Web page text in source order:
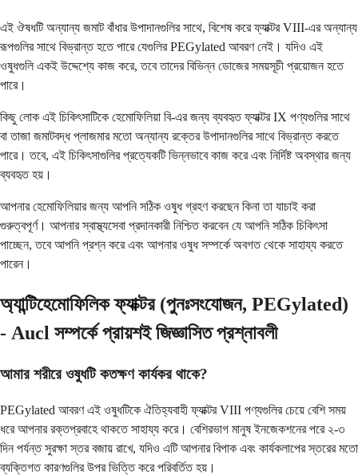
এই ঔষধটি অন্যান্য জমাট বাঁধার উপাদানগুলির সাথে, বিশেষ করে ফ্যাক্টর VIII-এর অন্যান্য
রূপগুলির সাথে বিভ্রান্ত হতে পারে যেগুলির PEGylated আবরণ নেই। যদিও এই
ওষুধগুলি একই উদ্দেশ্যে কাজ করে, তবে তাদের বিভিন্ন ডোজের সময়সূচী প্রয়োজন হতে
পারে।
কিছু লোক এই চিকিৎসাটিকে হেমোফিলিয়া বি-এর জন্য ব্যবহৃত ফ্যাক্টর IX পণ্যগুলির সাথে
বা তাজা জমাটবদ্ধ প্লাজমার মতো অন্যান্য রক্তের উপাদানগুলির সাথে বিভ্রান্ত করতে
পারে। তবে, এই চিকিৎসাগুলির প্রত্যেকটি ভিন্নভাবে কাজ করে এবং নির্দিষ্ট অবস্থার জন্য
ব্যবহৃত হয়।
আপনার হেমোফিলিয়ার জন্য আপনি সঠিক ওষুধ গ্রহণ করছেন কিনা তা যাচাই করা
গুরুত্বপূর্ণ। আপনার স্বাস্থ্যসেবা প্রদানকারী নিশ্চিত করবেন যে আপনি সঠিক চিকিৎসা
পাচ্ছেন, তবে আপনি প্রশ্ন করে এবং আপনার ওষুধ সম্পর্কে অবগত থেকে সাহায্য করতে
পারেন।
অ্যান্টিহেমোফিলিক ফ্যাক্টর (পুনঃসংযোজন, PEGylated)
- Aucl সম্পর্কে প্রায়শই জিজ্ঞাসিত প্রশ্নাবলী
আমার শরীরে ওষুধটি কতক্ষণ কার্যকর থাকে?
PEGylated আবরণ এই ওষুধটিকে ঐতিহ্যবাহী ফ্যাক্টর VIII পণ্যগুলির চেয়ে বেশি সময়
ধরে আপনার রক্তপ্রবাহে থাকতে সাহায্য করে। বেশিরভাগ মানুষ ইনজেকশনের পরে ২-৩
দিন পর্যন্ত সুরক্ষা স্তর বজায় রাখে, যদিও এটি আপনার বিপাক এবং কার্যকলাপের স্তরের মতো
ব্যক্তিগত কারণগুলির উপর ভিত্তি করে পরিবর্তিত হয়।